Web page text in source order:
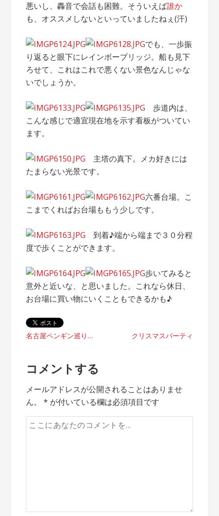
悪いし、轟音で会話も困難。そういえば誰か
も、オススメしないといっていましたねぇ(汗)
でも、一歩振
り返ると眼下にレインボーブリッジ。船も見下
ろせて、これはこれで悪くない景色なんじゃな
いでしょうか。
歩道内は、
こんな感じで適宜現在地を示す看板がついてい
ます。
主塔の真下。メカ好きには
たまらない光景です。
六番台場。こ
こまでくればお台場ももう少しです。
到着♪端から端まで３０分程
度で歩くことができます。
歩いてみると
意外と近いな、と思いました。これなら休日、
お台場に買い物にいくこともできるかも♪
投
ナ
ビ
ゲ
ー
名古屋ペンギン巡り/名古屋港水族館 クリスマスパーティ
コメントする
メールアドレスが公開されることはありませ
ん。
* が付いている欄は必須項目です